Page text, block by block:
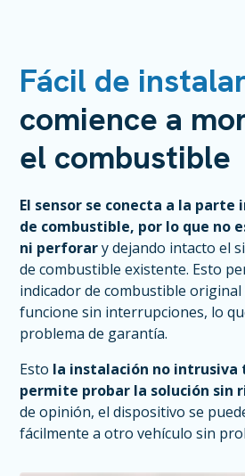
Fácil de
comience a
el combustible
El sensor se conecta a la
de combustible, por lo que no
ni perforary dejando intacto el
de combustible existente. Esto
indicador de combustible original
funcione sin interrupciones, lo
problema de garantía.
Esto la instalación no intrusiva
permite probar la solución sin
de opinión, el dispositivo se
fácilmente a otro vehículo sin